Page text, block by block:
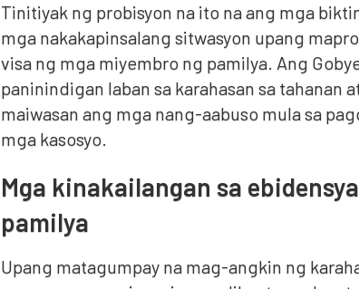
Tinitiyak ng probisyon na ito na ang mga
mga nakakapinsalang sitwasyon upang
visa ng mga miyembro ng pamilya. Ang
paninindigan laban sa karahasan sa tahanan
maiwasan ang mga nang-aabuso mula sa
mga kasosyo.
Mga kinakailangan sa
pamilya
Upang matagumpay na mag-angkin ng